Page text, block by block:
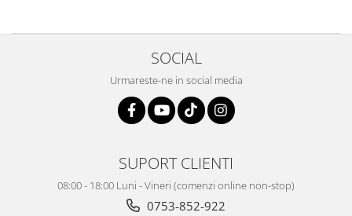
SOCIAL
Urmareste-ne in social media
SUPORT CLIENTI
08:00 - 18:00 Luni - Vineri (comenzi online non-stop)
0753-852-922